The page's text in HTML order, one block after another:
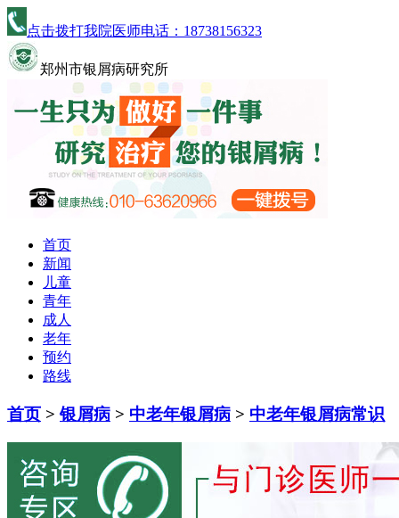
点击拨打我院医师电话： 18738156323
郑州市银屑病研究所
首页
新闻
儿童
青年
成人
老年
预约
路线
首页 >银屑病 > 中老年银屑病 > 中老年银屑病常识